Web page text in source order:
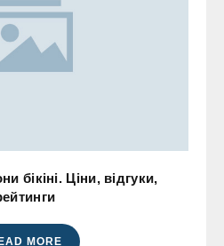
бікіні. Ціни, відгуки,
MORE